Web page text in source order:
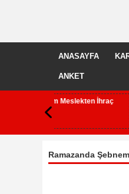
ANASAYFA
ANKET
Arslan Sahada! Tüm
Ramazanda